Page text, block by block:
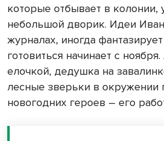
которые отбывает в колонии,
небольшой дворик. Идеи
журналах, иногда
готовиться начинает с
елочкой, дедушка на
лесные зверьки в окружении
новогодних героев – его